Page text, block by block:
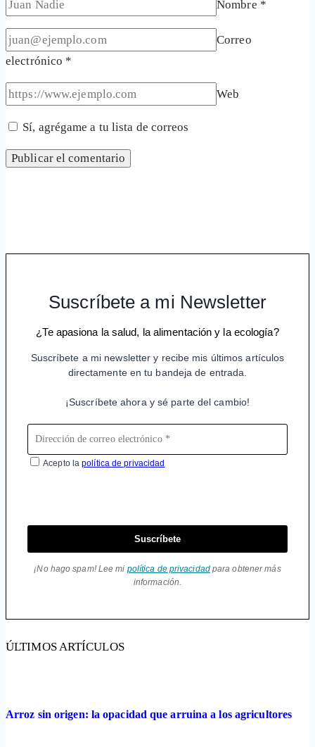
Nombre *
Correo
electrónico *
Web
Sí, agrégame a tu lista de correos
Suscríbete a mi Newsletter
¿Te apasiona la salud, la alimentación y la ecología?
Suscríbete a mi newsletter y recibe mis últimos artículos
directamente en tu bandeja de entrada.
¡Suscríbete ahora y sé parte del cambio!
Acepto lapolítica de privacidad
Suscríbete
¡No hago spam! Lee mi política de privacidadpara obtener más
información.
ÚLTIMOS ARTÍCULOS
Arroz sin origen: la opacidad que arruina a los agricultores